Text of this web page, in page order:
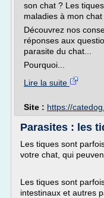
son chat ? Les
maladies à mon
Découvrez nos
réponses aux
parasite du chat...
Pourquoi...
Lire la suite
Site : https://
Parasites : les
Les tiques sont
votre chat, qui
Les tiques sont
intestinaux et autres